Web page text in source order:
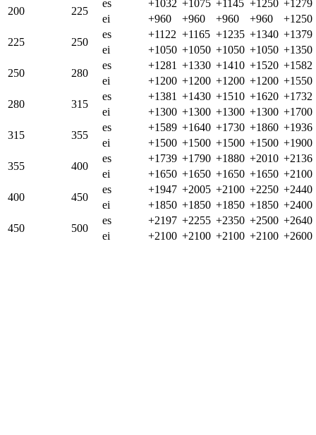
200
225
es +1032 +1075 +1145 +1250 +1279
ei
+960 +960 +960 +960
+1250
225
250
es +1122 +1165 +1235 +1340 +1379
ei
+1050 +1050 +1050 +1050 +1350
250
280
es +1281 +1330 +1410 +1520 +1582
ei
+1200 +1200 +1200 +1200 +1550
280
315
es +1381 +1430 +1510 +1620 +1732
ei
+1300 +1300 +1300 +1300 +1700
315
355
es +1589 +1640 +1730 +1860 +1936
ei
+1500 +1500 +1500 +1500 +1900
355
400
es +1739 +1790 +1880 +2010 +2136
ei
+1650 +1650 +1650 +1650 +2100
400
450
es +1947 +2005 +2100 +2250 +2440
ei
+1850 +1850 +1850 +1850 +2400
450
500
es +2197 +2255 +2350 +2500 +2640
ei
+2100 +2100 +2100 +2100 +2600